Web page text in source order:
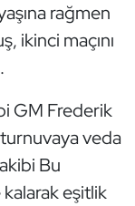
rağmen
ikinci maçını
GM Frederik
veda
Bu
eşitlik